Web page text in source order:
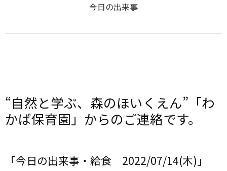
今日の出来事
“自然と学ぶ、森のほいくえん”「わ
かば保育園」からのご連絡です。
「今日の出来事・給食 2022/07/14(木)」